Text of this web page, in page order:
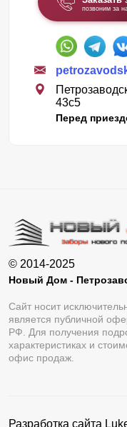
позвоним за
43c5
Перед
© 2014-2025
Новый Дом -
Сайт носит
является публичной
РФ. Для получения
характеристиках и
офис продаж.
Разработка сайта